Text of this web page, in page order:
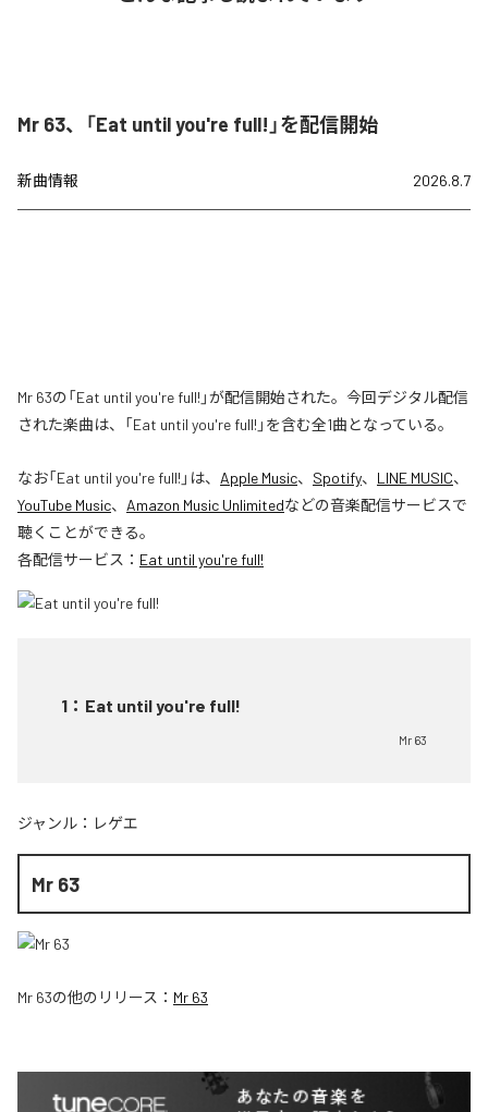
Mr 63、「Eat until you're full!」を配信開始
新曲情報 2026.8.7
Mr 63の「Eat until you're full!」が配信開始された。今回デジタル配信
された楽曲は、「Eat until you're full!」を含む全1曲となっている。
なお「Eat until you're full! 」は、 Apple Music、 Spotify、 LINE MUSIC、
YouTube Music、 Amazon Music Unlimitedなどの音楽配信サービスで
聴くことができる。
各配信サービス： Eat until you're full!
1 ： Eat until you're full!
Mr 63
ジャンル： レゲエ
Mr 63
Mr 63の他のリリース： Mr 63